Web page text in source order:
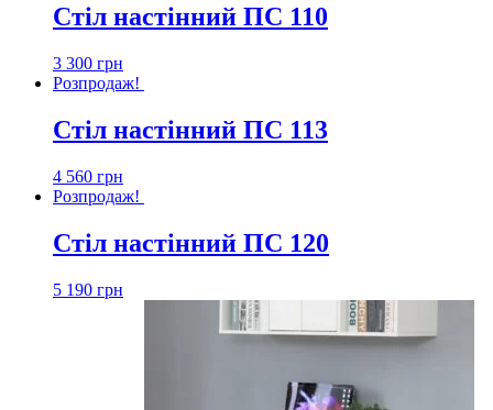
Стіл настінний ПС 110
3 300 грн
Розпродаж!
Стіл настінний ПС 113
4 560 грн
Розпродаж!
Стіл настінний ПС 120
5 190 грн